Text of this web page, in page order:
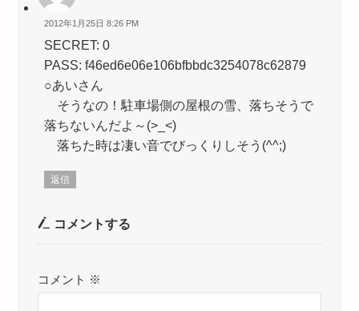
2012年1月25日 8:26 PM
SECRET: 0
PASS: f46ed6e06e106bfbbdc3254078c62879
○あいさん
そうなの！駐車場側の屋根の雪、落ちそうで
落ちないんだよ～(>_<)
落ちた時は凄い音でびっくりしそう(^^;)
返信
コメントする
コメント ※